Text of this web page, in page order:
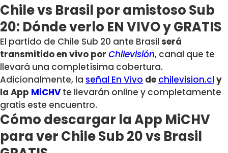
Chile vs Brasil por amistoso Sub
20: Dónde verlo EN VIVO y GRATIS
El partido de Chile Sub 20 ante Brasil será
transmitido en vivo por Chilevisión, canal que te
llevará una completísima cobertura.
Adicionalmente, la señal En Vivo de chilevision.cl y
la App MiCHV te llevarán online y completamente
gratis este encuentro.
Cómo descargar la App MiCHV
para ver Chile Sub 20 vs Brasil